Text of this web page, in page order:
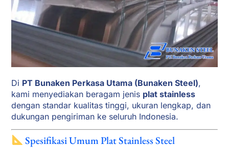
Di PT Bunaken Perkasa Utama (Bunaken Steel),
kami menyediakan beragam jenis plat stainless
dengan standar kualitas tinggi, ukuran lengkap, dan
dukungan pengiriman ke seluruh Indonesia.
Spesifikasi Umum Plat Stainless Steel